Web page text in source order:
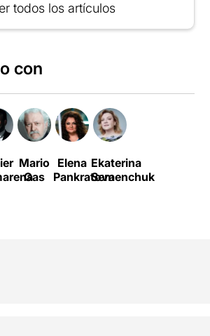
todos los artículos
con
Mario
Gas
Elena
Pankratova
Ekaterina
Semenchuk